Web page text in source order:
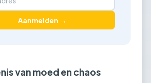
Aanmelden →
van moed en chaos